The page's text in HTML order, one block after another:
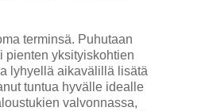
terminsä. Puhutaan
pienten yksityiskohtien
lyhyellä aikavälillä lisätä
tuntua hyvälle idealle
valvonnassa,